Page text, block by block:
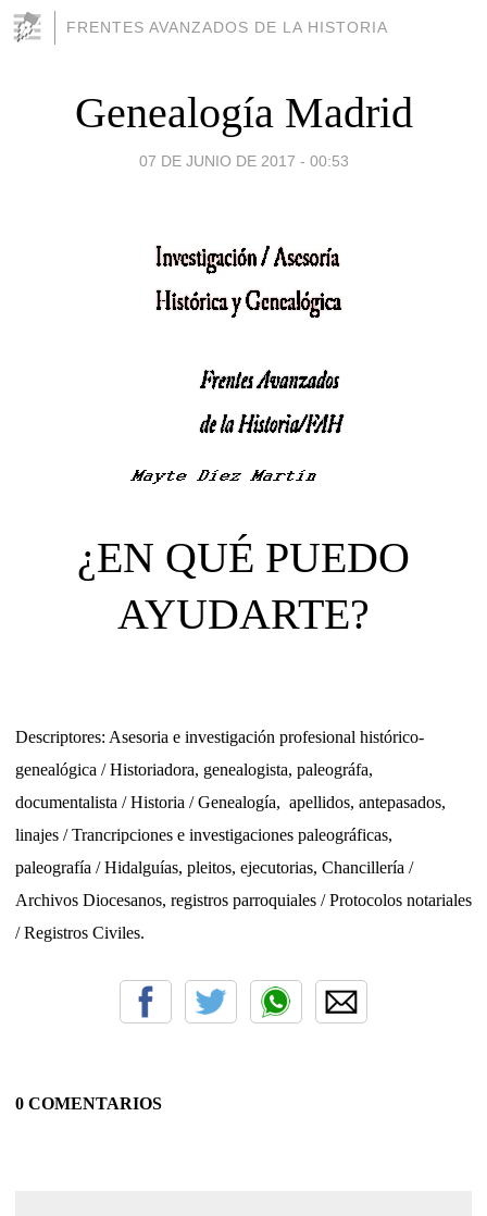
FRENTES AVANZADOS DE LA HISTORIA
Genealogía Madrid
07 DE JUNIO DE 2017 - 00:53
¿EN QUÉ PUEDO
AYUDARTE?
Descriptores: Asesoria e investigación profesional histórico-
genealógica / Historiadora, genealogista, paleográfa,
documentalista / Historia / Genealogía, apellidos, antepasados,
linajes / Trancripciones e investigaciones paleográficas,
paleografía / Hidalguías, pleitos, ejecutorias, Chancillería /
Archivos Diocesanos, registros parroquiales / Protocolos notariales
/ Registros Civiles.
0 COMENTARIOS